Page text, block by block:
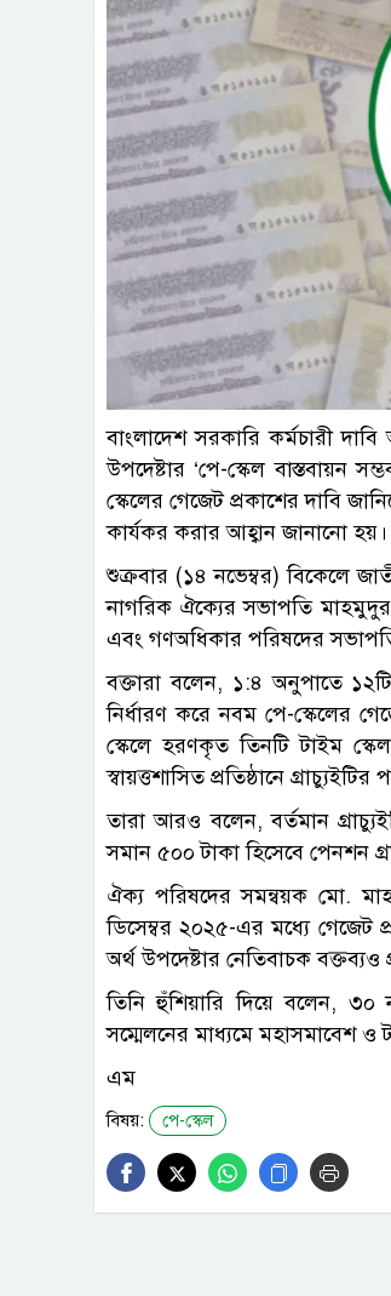
বাংলাদেশ সরকারি কর্মচারী
উপদেষ্টার ‘পে-স্কেল বাস্তবায়ন
স্কেলের গেজেট প্রকাশের দাবি
কার্যকর করার আহ্বান জানানো হয়।
শুক্রবার (১৪ নভেম্বর) বিকেলে
নাগরিক ঐক্যের সভাপতি মাহমুদুর
এবং গণঅধিকার পরিষদের
বক্তারা বলেন, ১:৪ অনুপাতে
নির্ধারণ করে নবম পে-স্কেলের
স্কেলে হরণকৃত তিনটি টাইম
স্বায়ত্তশাসিত প্রতিষ্ঠানে
তারা আরও বলেন, বর্তমান
সমান ৫০০ টাকা হিসেবে পেনশন
ঐক্য পরিষদের সমন্বয়ক মো.
ডিসেম্বর ২০২৫-এর মধ্যে গেজেট
অর্থ উপদেষ্টার নেতিবাচক বক্তব্যও
তিনি হুঁশিয়ারি দিয়ে বলেন, ৩০
সম্মেলনের মাধ্যমে মহাসমাবেশ ও
এম
বিষয়: পে-স্কেল